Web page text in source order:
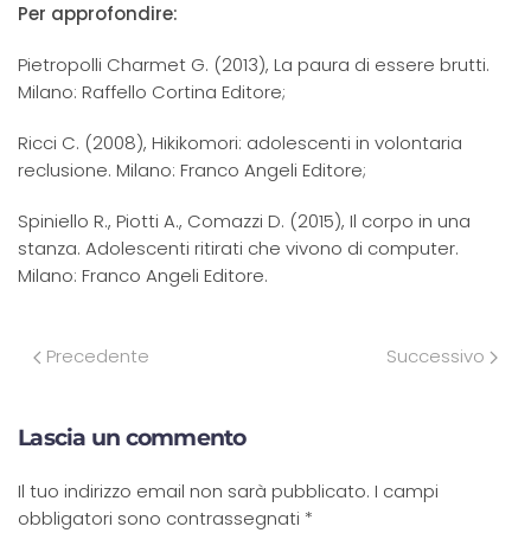
Per approfondire:
Pietropolli Charmet G. (2013), La paura di essere brutti.
Milano: Raffello Cortina Editore;
Ricci C. (2008), Hikikomori: adolescenti in volontaria
reclusione. Milano: Franco Angeli Editore;
Spiniello R., Piotti A., Comazzi D. (2015), Il corpo in una
stanza. Adolescenti ritirati che vivono di computer.
Milano: Franco Angeli Editore.
Precedente Successivo
Lascia un commento
Il tuo indirizzo email non sarà pubblicato. I campi
obbligatori sono contrassegnati *